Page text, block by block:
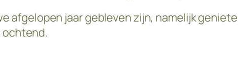
afgelopen jaar gebleven zijn, namelijk
ochtend.